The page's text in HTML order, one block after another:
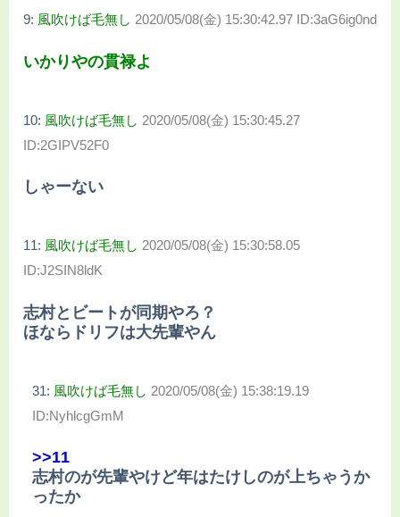
9: 風吹けば毛無し 2020/05/08(金) 15:30:42.97 ID:3aG6ig0nd
いかりやの貫禄よ
10: 風吹けば毛無し 2020/05/08(金) 15:30:45.27
ID:2GIPV52F0
しゃーない
11: 風吹けば毛無し 2020/05/08(金) 15:30:58.05
ID:J2SIN8ldK
志村とビートが同期やろ？
ほならドリフは大先輩やん
31: 風吹けば毛無し 2020/05/08(金) 15:38:19.19
ID:NyhlcgGmM
>>11
志村のが先輩やけど年はたけしのが上ちゃうか
ったか